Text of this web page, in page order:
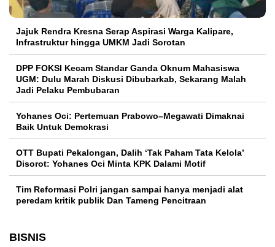
Jajuk Rendra Kresna Serap Aspirasi Warga Kalipare,
Infrastruktur hingga UMKM Jadi Sorotan
DPP FOKSI Kecam Standar Ganda Oknum Mahasiswa
UGM: Dulu Marah Diskusi Dibubarkab, Sekarang Malah
Jadi Pelaku Pembubaran
Yohanes Oci: Pertemuan Prabowo–Megawati Dimaknai
Baik Untuk Demokrasi
OTT Bupati Pekalongan, Dalih ‘Tak Paham Tata Kelola’
Disorot: Yohanes Oci Minta KPK Dalami Motif
Tim Reformasi Polri jangan sampai hanya menjadi alat
peredam kritik publik Dan Tameng Pencitraan
BISNIS